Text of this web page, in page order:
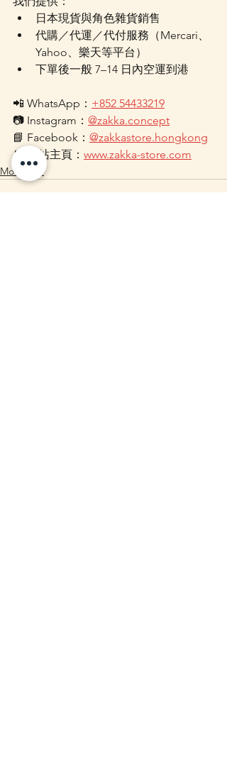
日本現貨與角色雜貨銷售
代購／代運／代付服務（Mercari、
Yahoo、樂天等平台）
下單後一般 7–14 日內空運到港
📲 WhatsApp： +852 54433219
📷 Instagram： @zakka.concept
📘 Facebook： @zakkastore.hongkong
🛒 網站主頁： www.zakka-store.com
Mofusand